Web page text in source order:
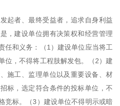
起者、最终受益者，追求自身利益
，建设单位拥有决策权和经营管理
任和义务：（1）建设单位应当将工
位，不得将工程肢解发包。（2）建
施工、监理单位以及重要设备、材
标，选定符合条件的投标单位，不
竞标。（3）建设单位不得明示或暗